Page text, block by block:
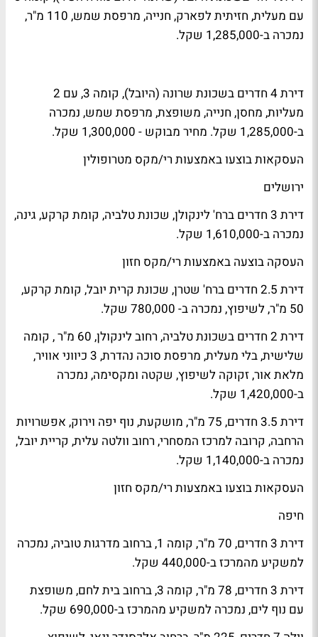
עם מעלית, חזיתית לפארק, חנייה, מרפסת שמש, 110 מ"ר,
נמכרה ב-1,285,000 שקל.
דירת 4 חדרים בשכונת שרונה (היובל), קומה 3, עם 2
מעליות, מחסן, חנייה, משופצת, מרפסת שמש, נמכרה
ב-1,285,000 שקל. מחיר מבוקש - 1,300,000 שקל.
העסקאות בוצעו באמצעות רי/מקס מטרופולין
ירושלים
דירת 3 חדרים ברח' לינקולן, שכונת טלביה, קומת קרקע, גינה,
נמכרה ב-1,610,000 שקל.
העסקה בוצעה באמצעות רי/מקס חזון
דירת 2.5 חדרים ברח' שטרן, שכונת קרית יובל, קומת קרקע,
50 מ"ר, לשיפוץ, נמכרה ב- 780,000 שקל.
דירת 2 חדרים בשכונת טלביה, רחוב לינקולן, 60 מ"ר , קומה
שלישית, בלי מעלית, מרפסת סוכה נהדרת, 3 כיווני אוויר,
מלאת אור, זקוקה לשיפוץ, שקטה ומקסימה, נמכרה
ב-1,420,000 שקל.
דירת 3.5 חדרים, 75 מ"ר, מושקעת, נוף יפה וירוק, אפשרויות
הרחבה, קרובה למרכז המסחרי, רחוב וולטה עלית, קריית יובל,
נמכרה ב-1,140,000 שקל.
העסקאות בוצעו באמצעות רי/מקס חזון
חיפה
דירת 3 חדרים, 70 מ"ר, קומה 1, ברחוב מדרגות טוביה, נמכרה
למשקיע מהמרכז ב-440,000 שקל.
דירת 3 חדרים, 78 מ"ר, קומה 3, ברחוב בית לחם, משופצת
עם נוף לים, נמכרה למשקיע מהמרכז ב-690,000 שקל.